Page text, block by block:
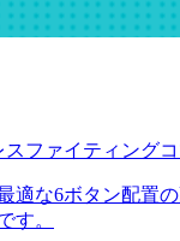
ファイティング
適な6ボタン配置
す。